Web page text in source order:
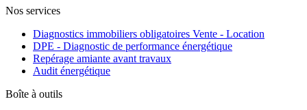
Nos services
Diagnostics immobiliers obligatoires Vente - Location
DPE - Diagnostic de performance énergétique
Repérage amiante avant travaux
Audit énergétique
Boîte à outils